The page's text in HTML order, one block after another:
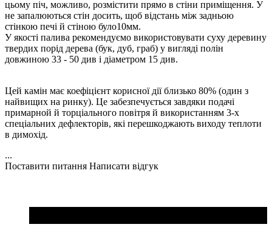
цьому піч, можливо, розмістити прямо в стіни приміщення. У
не запалюються стін досить, щоб відстань між задньою
стінкою печі й стіною було10мм.
У якості палива рекомендуємо використовувати суху деревину
твердих порід дерева (бук, дуб, граб) у вигляді полін
довжиною 33 - 50 див і діаметром 15 див.
Цей камін має коефіцієнт корисної дії близько 80% (один з
найвищих на ринку). Це забезпечується завдяки подачі
примарной й торціального повітря й використанням 3-х
спеціальних дефлекторів, які перешкоджають виходу теплоти
в димохід.
...
Поставити питання Написати відгук